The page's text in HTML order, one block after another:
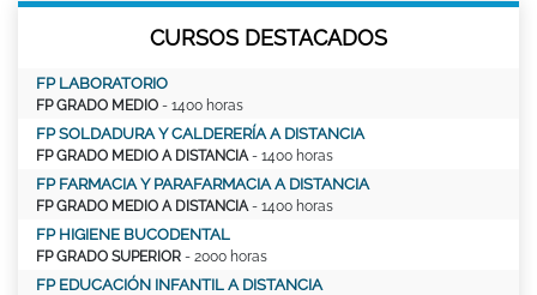
CURSOS DESTACADOS
FP LABORATORIO
FP GRADO MEDIO - 1400 horas
FP SOLDADURA Y CALDERERÍA A DISTANCIA
FP GRADO MEDIO A DISTANCIA - 1400 horas
FP FARMACIA Y PARAFARMACIA A DISTANCIA
FP GRADO MEDIO A DISTANCIA - 1400 horas
FP HIGIENE BUCODENTAL
FP GRADO SUPERIOR - 2000 horas
FP EDUCACIÓN INFANTIL A DISTANCIA